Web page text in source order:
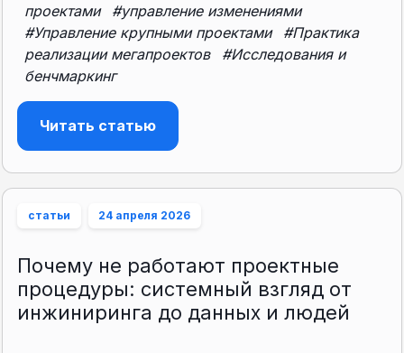
проектами
#управление изменениями
#Управление крупными проектами
#Практика
реализации мегапроектов
#Исследования и
бенчмаркинг
Читать статью
статьи 24 апреля 2026
Почему не работают проектные
процедуры: системный взгляд от
инжиниринга до данных и людей